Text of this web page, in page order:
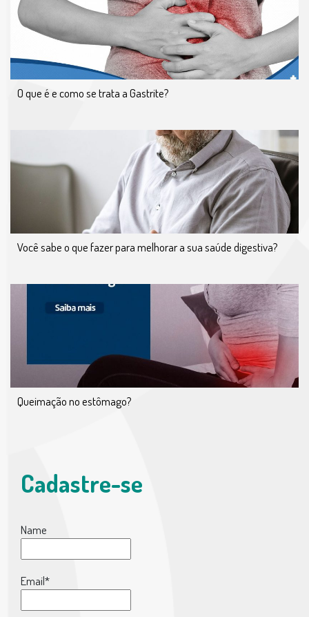
O que é e como se trata a Gastrite?
Você sabe o que fazer para melhorar a sua saúde digestiva?
Queimação no estômago?
Cadastre-se
Name
Email*